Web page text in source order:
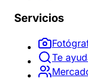
Servicios
Te